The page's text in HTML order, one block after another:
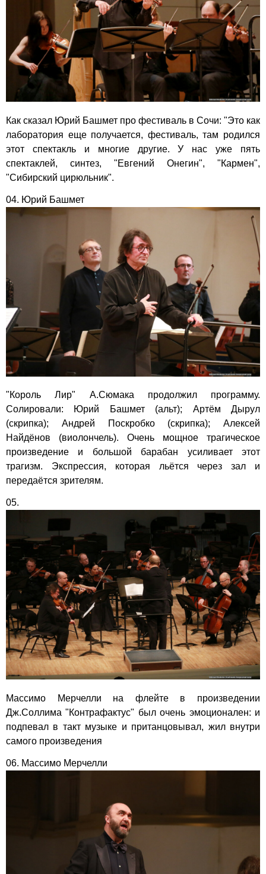
Как сказал Юрий Башмет про фестиваль в Сочи: "Это как
лаборатория еще получается, фестиваль, там родился
этот спектакль и многие другие. У нас уже пять
спектаклей, синтез, "Евгений Онегин", "Кармен",
"Сибирский цирюльник".
04. Юрий Башмет
"Король Лир" А.Сюмака продолжил программу.
Солировали: Юрий Башмет (альт); Артём Дырул
(скрипка); Андрей Поскробко (скрипка); Алексей
Найдёнов (виолончель). Очень мощное трагическое
произведение и большой барабан усиливает этот
трагизм. Экспрессия, которая льётся через зал и
передаётся зрителям.
05.
Массимо Мерчелли на флейте в произведении
Дж.Соллима "Контрафактус" был очень эмоционален: и
подпевал в такт музыке и пританцовывал, жил внутри
самого произведения
06. Массимо Мерчелли